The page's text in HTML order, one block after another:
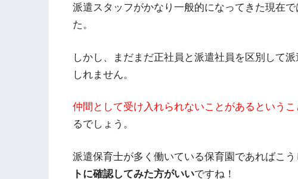
派遣スタッフがかなり一般的になってきた現在
た。
しかし、まだまだ正社員と派遣社員を区別して
しれません。
仲間として受け入れられないことがあるというこ
るでしょう。
派遣保育士が多く働いている保育園であればこう
トに確認してみた方がいいですね！